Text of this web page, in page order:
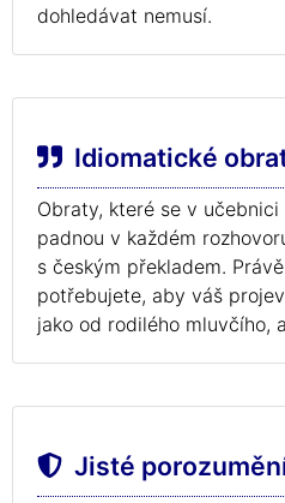
dohledávat nemusí.
Idiomatické
Obraty, které se v
padnou v každém
s českým překladem.
potřebujete, aby váš
jako od rodilého mluvčího,
Jisté